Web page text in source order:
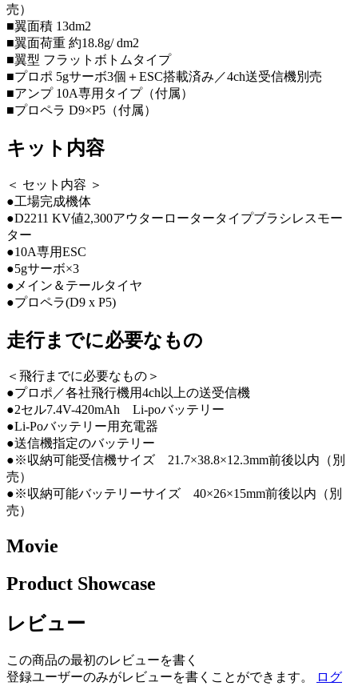
売）
■翼面積 13dm2
■翼面荷重 約18.8g/ dm2
■翼型 フラットボトムタイプ
■プロポ 5gサーボ3個＋ESC搭載済み／4ch送受信機別売
■アンプ 10A専用タイプ（付属）
■プロペラ D9×P5（付属）
キット内容
＜ セット内容 ＞
●工場完成機体
●D2211 KV値2,300アウターロータータイプブラシレスモー
ター
●10A専用ESC
●5gサーボ×3
●メイン＆テールタイヤ
●プロペラ(D9 x P5)
走行までに必要なもの
＜飛行までに必要なもの＞
●プロポ／各社飛行機用4ch以上の送受信機
●2セル7.4V-420mAh Li-poバッテリー
●Li-Poバッテリー用充電器
●送信機指定のバッテリー
●※収納可能受信機サイズ 21.7×38.8×12.3mm前後以内（別
売）
●※収納可能バッテリーサイズ 40×26×15mm前後以内（別
売）
Movie
Product Showcase
レビュー
この商品の最初のレビューを書く
登録ユーザーのみがレビューを書くことができます。
ログ